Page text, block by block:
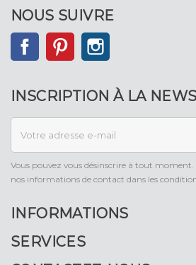
NOUS SUIVRE
FacebookPinterest
INSCRIPTION À LA
Vous pouvez vous désinscrire à tout
nos informations de contact dans les
INFORMATIONS
SERVICES